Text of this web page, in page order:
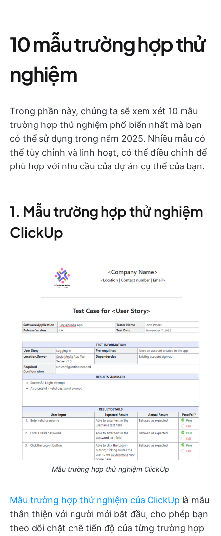
10 mẫu trường hợp thử
nghiệm
Trong phần này, chúng ta sẽ xem xét 10 mẫu
trường hợp thử nghiệm phổ biến nhất mà bạn
có thể sử dụng trong năm 2025. Nhiều mẫu có
thể tùy chỉnh và linh hoạt, có thể điều chỉnh để
phù hợp với nhu cầu của dự án cụ thể của bạn.
1. Mẫu trường hợp thử nghiệm
ClickUp
Mẫu trường hợp thử nghiệm ClickUp
Mẫu trường hợp thử nghiệm của ClickUp là mẫu
thân thiện với người mới bắt đầu, cho phép bạn
theo dõi chặt chẽ tiến độ của từng trường hợp